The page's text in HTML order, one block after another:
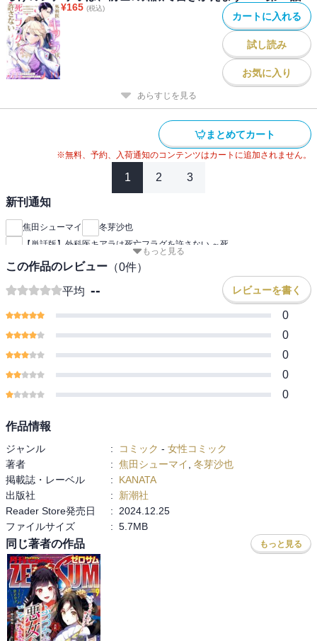
¥165 (税込)
カートに入れる
試し読み
お気に入り
あらすじを見る
まとめてカート
※無料、予約、入荷通知のコンテンツはカートに追加されません。
1 2 3
新刊通知
焦田シューマイ
冬芽沙也
【単話版】外科医キアラは死亡フラグを許さない ～死
もっと見る
この作品のレビュー （0件）
平均 -- レビューを書く
0
0
0
0
0
作品情報
ジャンル : コミック - 女性コミック
著者
: 焦田シューマイ
冬芽沙也
掲載誌・レーベル
:
KANATA
出版社
:
新潮社
Reader Store発売日
:
2024.12.25
ファイルサイズ
: 5.7MB
同じ著者の作品 もっと見る